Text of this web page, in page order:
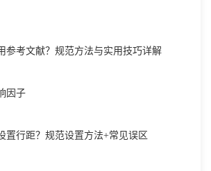
参考文献？规范方法与实用技巧详解
因子
置行距？规范设置方法+常见误区